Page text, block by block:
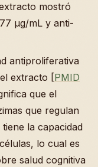
mostró
µg/mL y anti-
antiproliferativa
extracto [PMID
que el
que regulan
la capacidad
lo cual es
salud cognitiva